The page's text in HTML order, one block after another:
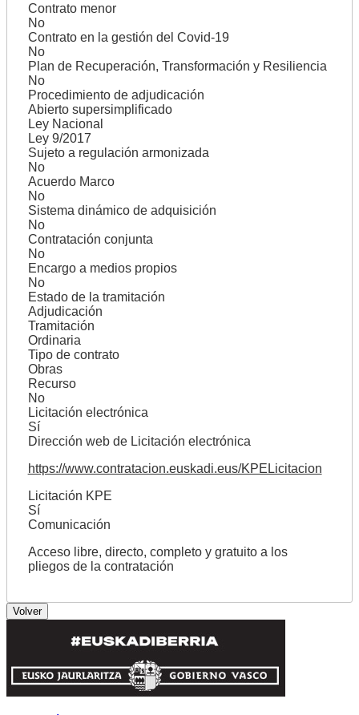
Contrato menor
No
Contrato en la gestión del Covid-19
No
Plan de Recuperación, Transformación y Resiliencia
No
Procedimiento de adjudicación
Abierto supersimplificado
Ley Nacional
Ley 9/2017
Sujeto a regulación armonizada
No
Acuerdo Marco
No
Sistema dinámico de adquisición
No
Contratación conjunta
No
Encargo a medios propios
No
Estado de la tramitación
Adjudicación
Tramitación
Ordinaria
Tipo de contrato
Obras
Recurso
No
Licitación electrónica
Sí
Dirección web de Licitación electrónica
https://www.contratacion.euskadi.eus/KPELicitacion
Licitación KPE
Sí
Comunicación
Acceso libre, directo, completo y gratuito a los
pliegos de la contratación